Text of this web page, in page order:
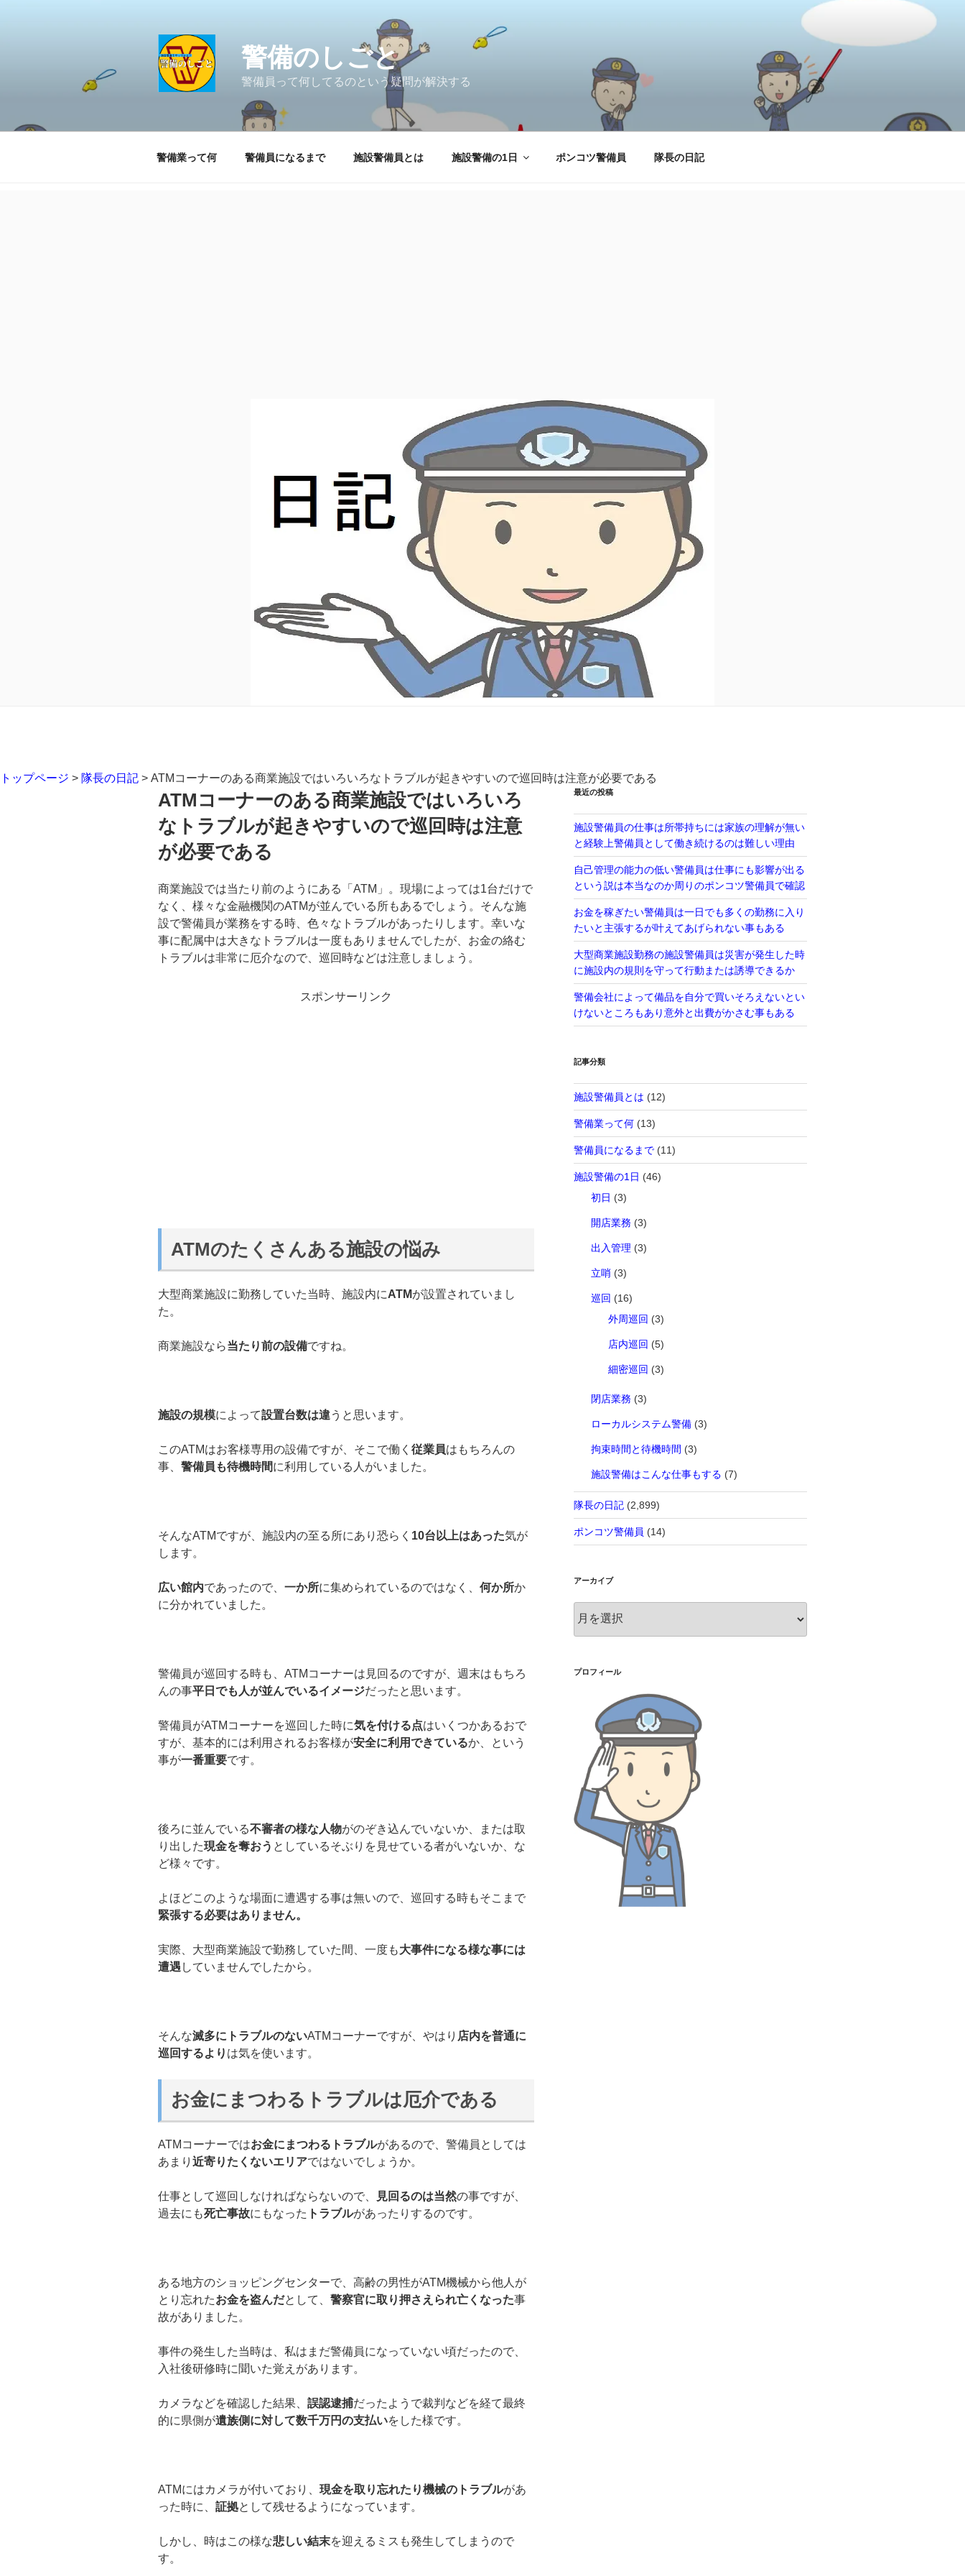
キ
警備のしごと
警備員って何してるのという疑問が解決する
警備業って何 警備員になるまで 施設警備員とは 施設警備の1日 ポンコツ警備員 隊長の日記
トップページ > 隊長の日記 > ATMコーナーのある商業施設ではいろいろなトラブルが起きやすいので巡回時は注意が必要である
ATMコーナーのある商業施設ではいろいろ
なトラブルが起きやすいので巡回時は注意
が必要である
商業施設では当たり前のようにある「ATM」。現場によっては1台だけで
なく、様々な金融機関のATMが並んでいる所もあるでしょう。そんな施
設で警備員が業務をする時、色々なトラブルがあったりします。幸いな
事に配属中は大きなトラブルは一度もありませんでしたが、お金の絡む
トラブルは非常に厄介なので、巡回時などは注意しましょう。
スポンサーリンク
ATMのたくさんある施設の悩み
大型商業施設に勤務していた当時、施設内にATMが設置されていまし
た。
商業施設なら当たり前の設備ですね。
施設の規模によって設置台数は違うと思います。
このATMはお客様専用の設備ですが、そこで働く 従業員はもちろんの
事、 警備員も待機時間に利用している人がいました。
そんなATMですが、施設内の至る所にあり恐らく 10台以上はあった気が
します。
広い館内であったので、 一か所に集められているのではなく、 何か所か
に分かれていました。
警備員が巡回する時も、ATMコーナーは見回るのですが、週末はもちろ
んの事平日でも人が並んでいるイメージだったと思います。
警備員がATMコーナーを巡回した時に気を付ける点はいくつかあるおで
すが、基本的には利用されるお客様が安全に利用できているか、という
事が一番重要です。
後ろに並んでいる不審者の様な人物がのぞき込んでいないか、または取
り出した現金を奪おう としているそぶりを見せている者がいないか、な
ど様々です。
よほどこのような場面に遭遇する事は無いので、巡回する時もそこまで
緊張する必要はありません。
実際、大型商業施設で勤務していた間、一度も大事件になる様な事には
遭遇 していませんでしたから。
そんな滅多にトラブルのないATMコーナーですが、やはり 店内を普通に
巡回するより は気を使います。
お金にまつわるトラブルは厄介である
ATMコーナーではお金にまつわるトラブルがあるので、警備員としては
あまり 近寄りたくないエリアではないでしょうか。
仕事として巡回しなければならないので、 見回るのは当然の事ですが、
過去にも死亡事故にもなった トラブルがあったりするのです。
ある地方のショッピングセンターで、高齢の男性がATM機械から他人が
とり忘れたお金を盗んだとして、 警察官に取り押さえられ亡くなった事
故がありました。
事件の発生した当時は、私はまだ警備員になっていない頃だったので、
入社後研修時に聞いた覚えがあります。
カメラなどを確認した結果、 誤認逮捕だったようで裁判などを経て最終
的に県側が遺族側に対して数千万円の支払いをした様です。
ATMにはカメラが付いており、 現金を取り忘れたり機械のトラブルがあ
った時に、 証拠として残せるようになっています。
しかし、時はこの様な悲しい結末を迎えるミスも発生してしまうので
す。
最近の投稿
施設警備員の仕事は所帯持ちには家族の理解が無い
と経験上警備員として働き続けるのは難しい理由
自己管理の能力の低い警備員は仕事にも影響が出る
という説は本当なのか周りのポンコツ警備員で確認
お金を稼ぎたい警備員は一日でも多くの勤務に入り
たいと主張するが叶えてあげられない事もある
大型商業施設勤務の施設警備員は災害が発生した時
に施設内の規則を守って行動または誘導できるか
警備会社によって備品を自分で買いそろえないとい
けないところもあり意外と出費がかさむ事もある
記事分類
施設警備員とは (12)
警備業って何(13)
警備員になるまで(11)
施設警備の1日 (46)
初日 (3)
開店業務 (3)
出入管理 (3)
立哨 (3)
巡回 (16)
外周巡回 (3)
店内巡回 (5)
細密巡回 (3)
閉店業務 (3)
ローカルシステム警備(3)
拘束時間と待機時間 (3)
施設警備はこんな仕事もする (7)
隊長の日記(2,899)
ポンコツ警備員 (14)
アーカイブ
ー
ブ
プロフィール